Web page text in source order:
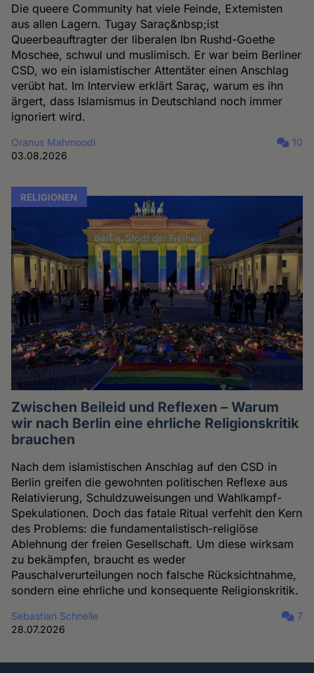
Die queere Community hat viele Feinde, Extemisten
aus allen Lagern. Tugay Saraç&nbsp;ist
Queerbeauftragter der liberalen Ibn Rushd-Goethe
Moschee, schwul und muslimisch. Er war beim Berliner
CSD, wo ein islamistischer Attentäter einen Anschlag
verübt hat. Im Interview erklärt Saraç, warum es ihn
ärgert, dass Islamismus in Deutschland noch immer
ignoriert wird.
Oranus Mahmoodi
03.08.2026
10
RELIGIONEN
Zwischen Beileid und Reflexen – Warum
wir nach Berlin eine ehrliche Religionskritik
brauchen
Nach dem islamistischen Anschlag auf den CSD in
Berlin greifen die gewohnten politischen Reflexe aus
Relativierung, Schuldzuweisungen und Wahlkampf-
Spekulationen. Doch das fatale Ritual verfehlt den Kern
des Problems: die fundamentalistisch-religiöse
Ablehnung der freien Gesellschaft. Um diese wirksam
zu bekämpfen, braucht es weder
Pauschalverurteilungen noch falsche Rücksichtnahme,
sondern eine ehrliche und konsequente Religionskritik.
Sebastian Schnelle
28.07.2026
7